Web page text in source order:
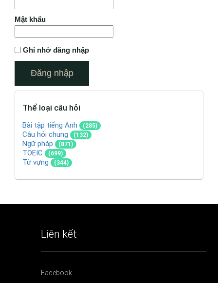
Mật khẩu
Ghi nhớ đăng nhập
Thể loại câu hỏi
Bài tập tiếng Anh (285)
Câu hỏi chung (132)
Ngữ pháp (871)
TOEIC (699)
Từ vựng (344)
Liên kết
Facebook